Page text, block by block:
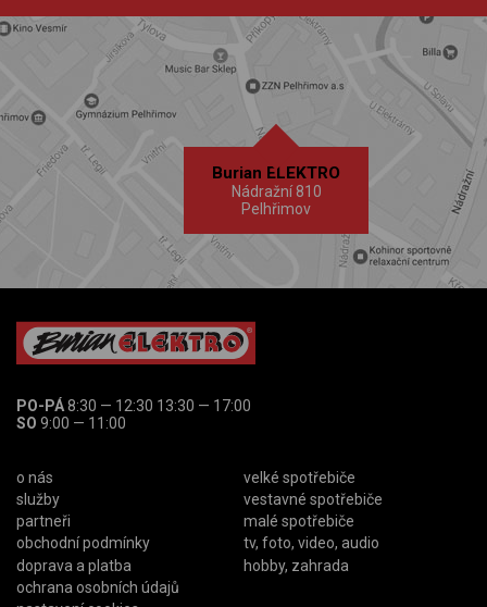
Burian ELEKTRO
Nádražní 810
Pelhřimov
PO-PÁ8:30 — 12:30 13:30 — 17:00
SO 9:00 — 11:00
o nás
služby
partneři
obchodní podmínky
doprava a platba
ochrana osobních údajů
velké spotřebiče
vestavné spotřebiče
malé spotřebiče
tv, foto, video, audio
hobby, zahrada